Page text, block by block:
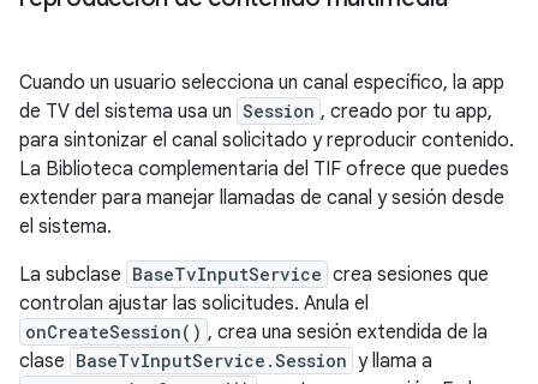
Cuando un usuario selecciona un canal específico, la app
de TV del sistema usa un Session , creado por tu app,
para sintonizar el canal solicitado y reproducir contenido.
La Biblioteca complementaria del TIF ofrece que puedes
extender para manejar llamadas de canal y sesión desde
el sistema.
La subclase BaseTvInputService crea sesiones que
controlan ajustar las solicitudes. Anula el
onCreateSession() , crea una sesión extendida de la
clase BaseTvInputService.Session y llama a